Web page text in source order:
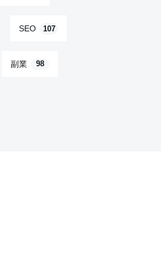
SEO 107
副業 98